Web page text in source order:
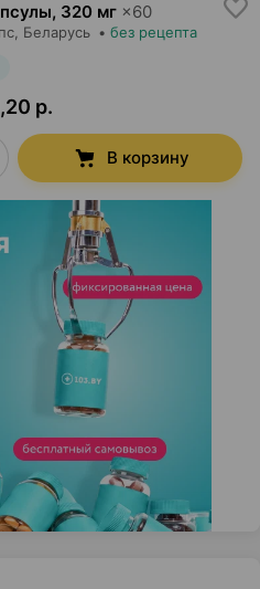
, 320 мг ×60
, Беларусь • без рецепта
р.
В корзину